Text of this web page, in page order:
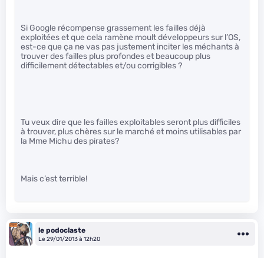
Si Google récompense grassement les failles déjà
exploitées et que cela ramène moult développeurs sur l’OS,
est-ce que ça ne vas pas justement inciter les méchants à
trouver des failles plus profondes et beaucoup plus
difficilement détectables et/ou corrigibles ?
Tu veux dire que les failles exploitables seront plus difficiles
à trouver, plus chères sur le marché et moins utilisables par
la Mme Michu des pirates?
Mais c’est terrible!
le podoclaste
Le 29/01/2013 à 12h20